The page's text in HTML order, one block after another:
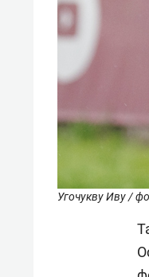
Угочукву Иву /